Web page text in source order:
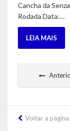
Cancha da
Rodada Data:…
LEIA MAIS
Voltar a